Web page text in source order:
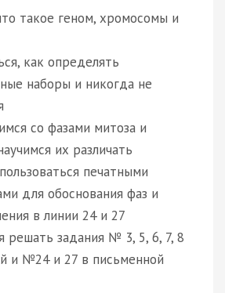
такое геном, хромосомы и
как определять
наборы и никогда не
со фазами митоза и
их различать
печатными
для обоснования фаз и
в линии 24 и 27
решать задания № 3, 5, 6, 7, 8
и №24 и 27 в письменной